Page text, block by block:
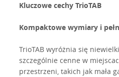
Kluczowe cechy TrioTAB
Kompaktowe wymiary i
TrioTAB wyróżnia się
szczególnie cenne w
przestrzeni, takich jak mała